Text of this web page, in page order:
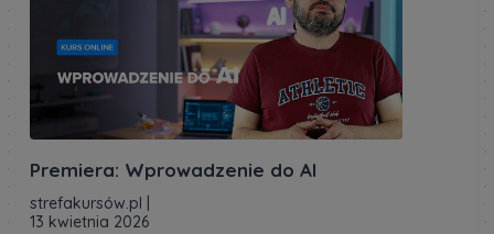
Premiera: Wprowadzenie do AI
strefakursów.pl
13 kwietnia 2026